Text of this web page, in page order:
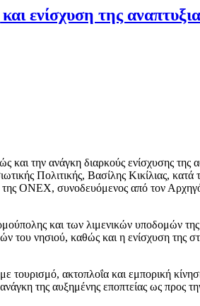
ενίσχυση της
την ανάγκη διαρκούς ενίσχυσης της
Πολιτικής, Βασίλης Κικίλιας, κατά
ONEX, συνοδευόμενος από τον
και των λιμενικών υποδομών
του νησιού, καθώς και η ενίσχυση της
ακτοπλοΐα και εμπορική
της αυξημένης εποπτείας ως προς